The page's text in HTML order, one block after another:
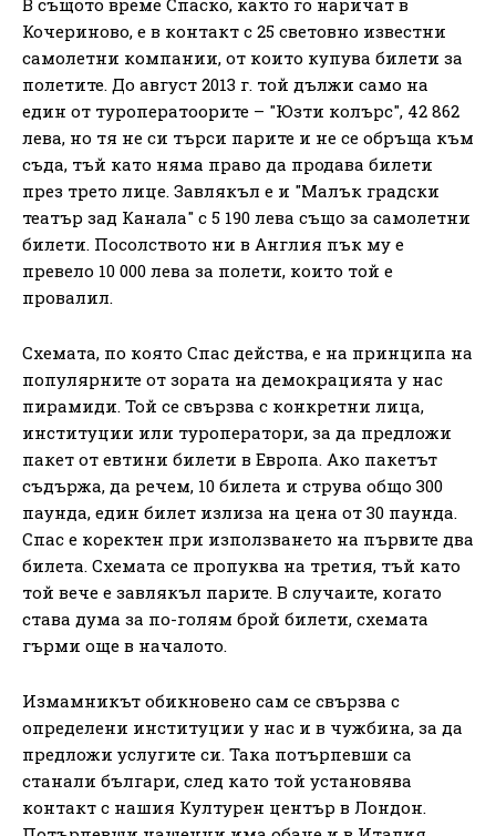
Кочериново, е в контакт с 25 световно известни
самолетни компании, от които купува билети за
полетите. До август 2013 г. той дължи само на
един от туроператоорите – "Юзти колърс", 42 862
лева, но тя не си търси парите и не се обръща към
съда, тъй като няма право да продава билети
през трето лице. Завлякъл е и "Малък градски
театър зад Канала" с 5 190 лева също за самолетни
билети. Посолството ни в Англия пък му е
превело 10 000 лева за полети, които той е
провалил.
Схемата, по която Спас действа, е на принципа на
популярните от зората на демокрацията у нас
пирамиди. Той се свързва с конкретни лица,
институции или туроператори, за да предложи
пакет от евтини билети в Европа. Ако пакетът
съдържа, да речем, 10 билета и струва общо 300
паунда, един билет излиза на цена от 30 паунда.
Спас е коректен при използването на първите два
билета. Схемата се пропуква на третия, тъй като
той вече е завлякъл парите. В случаите, когато
става дума за по-голям брой билети, схемата
гърми още в началото.
Измамникът обикновено сам се свързва с
определени институции у нас и в чужбина, за да
предложи услугите си. Така потърпевши са
станали българи, след като той установява
контакт с нашия Културен център в Лондон.